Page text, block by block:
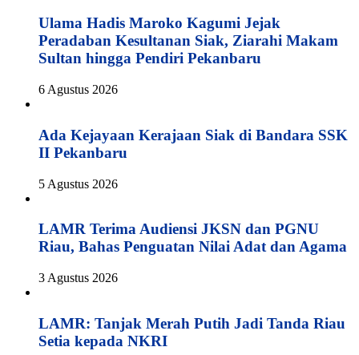
Ulama Hadis Maroko Kagumi Jejak
Peradaban Kesultanan Siak, Ziarahi Makam
Sultan hingga Pendiri Pekanbaru
6 Agustus 2026
Ada Kejayaan Kerajaan Siak di Bandara SSK
II Pekanbaru
5 Agustus 2026
LAMR Terima Audiensi JKSN dan PGNU
Riau, Bahas Penguatan Nilai Adat dan Agama
3 Agustus 2026
LAMR: Tanjak Merah Putih Jadi Tanda Riau
Setia kepada NKRI